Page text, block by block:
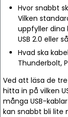
Hvor snabbt
Vilken
uppfyller dina
USB 2.0 eller
Hvad ska
Thunderbolt,
Ved att läsa de
hitta in på vilken
många USB-
kan snabbt bli